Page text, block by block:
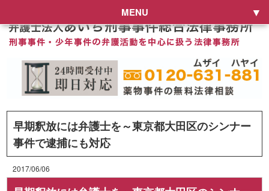
MENU
早期釈放には弁護士を～東京都大田区のシンナー
事件で逮捕にも対応
2017/06/06